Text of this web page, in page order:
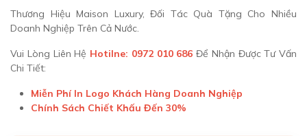
Thương Hiệu Maison Luxury, Đối Tác Quà Tặng Cho Nhiều
Doanh Nghiệp Trên Cả Nước.
Vui Lòng Liên Hệ Hotilne: 0972 010 686 Để Nhận Được Tư Vấn
Chi Tiết:
Miễn Phí In Logo Khách Hàng Doanh Nghiệp
Chính Sách Chiết Khấu Đến 30%